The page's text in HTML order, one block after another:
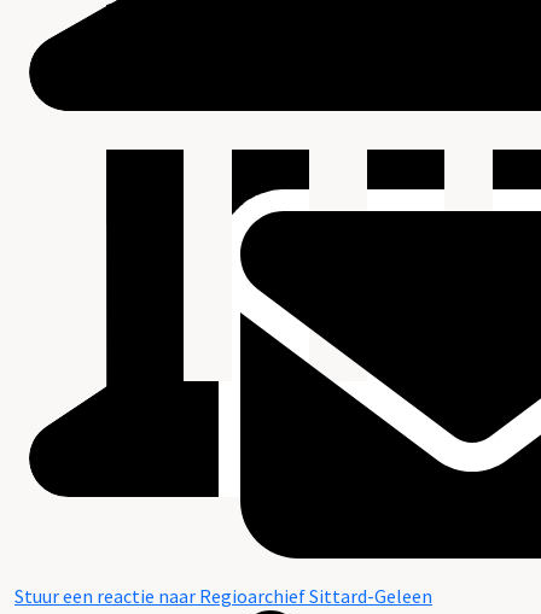
Stuur een reactie naar Regioarchief Sittard-Geleen